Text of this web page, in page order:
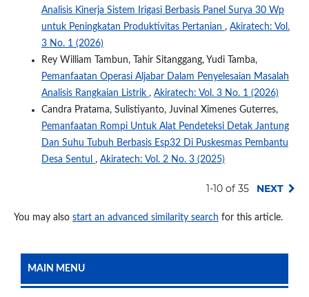
Analisis Kinerja Sistem Irigasi Berbasis Panel Surya 30 Wp
untuk Peningkatan Produktivitas Pertanian , Akiratech: Vol.
3 No. 1 (2026)
Rey William Tambun, Tahir Sitanggang, Yudi Tamba,
Pemanfaatan Operasi Aljabar Dalam Penyelesaian Masalah
Analisis Rangkaian Listrik , Akiratech: Vol. 3 No. 1 (2026)
Candra Pratama, Sulistiyanto, Juvinal Ximenes Guterres,
Pemanfaatan Rompi Untuk Alat Pendeteksi Detak Jantung
Dan Suhu Tubuh Berbasis Esp32 Di Puskesmas Pembantu
Desa Sentul , Akiratech: Vol. 2 No. 3 (2025)
1-10 of 35 NEXT
You may also start an advanced similarity search for this article.
MAIN MENU